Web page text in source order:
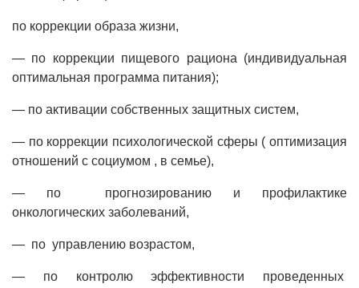
по коррекции образа жизни,
— по коррекции пищевого рациона (индивидуальная
оптимальная программа питания);
— по активации собственных защитных систем,
— по коррекции психологической сферы ( оптимизация
отношений с социумом , в семье),
— по прогнозированию и профилактике
онкологических заболеваний,
— по управлению возрастом,
— по контролю эффективности проведенных